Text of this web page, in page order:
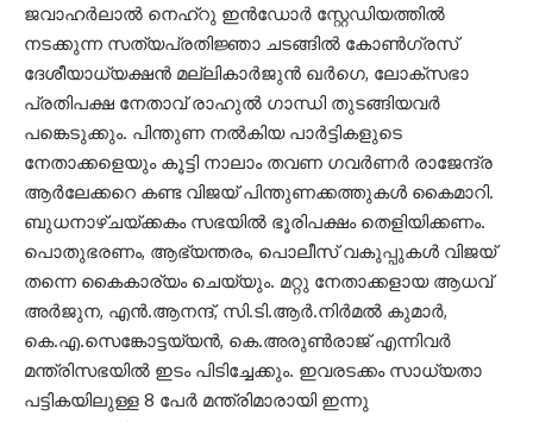
ജവാഹർലാൽ നെഹ്റു ഇൻഡോ‍ർ സ്റ്റേഡിയത്തിൽ
നടക്കുന്ന സത്യപ്രതിജ്ഞാ ചടങ്ങിൽ കോൺഗ്രസ്
ദേശീയാധ്യക്ഷൻ മല്ലികാർജുൻ ഖർഗെ, ലോക്സഭാ
പ്രതിപക്ഷ നേതാവ് രാഹുൽ ഗാന്ധി തുടങ്ങിയവർ
പങ്കെടുക്കും. പിന്തുണ നൽകിയ പാർട്ടികളുടെ
നേതാക്കളെയും കൂട്ടി നാലാം തവണ ഗവർണർ രാജേന്ദ്ര
ആർലേക്കറെ കണ്ട വിജയ് പിന്തുണക്കത്തുകൾ കൈമാറി.
ബുധനാഴ്ചയ്ക്കകം സഭയിൽ ഭൂരിപക്ഷം തെളിയിക്കണം.
പൊതുഭരണം, ആഭ്യന്തരം, പൊലീസ് വകുപ്പുകൾ വിജയ്
തന്നെ കൈകാര്യം ചെയ്യും. മറ്റു നേതാക്കളായ ആധവ്
അർജുന, എൻ.ആനന്ദ്, സി.ടി.ആർ.നിർമൽ കുമാർ,
കെ.എ.സെങ്കോട്ടയ്യൻ, കെ.അരുൺരാജ് എന്നിവർ
മന്ത്രിസഭയിൽ ഇടം പിടിച്ചേക്കും. ഇവരടക്കം സാധ്യതാ
പട്ടികയിലുള്ള 8 പേർ മന്ത്രിമാരായി ഇന്നു